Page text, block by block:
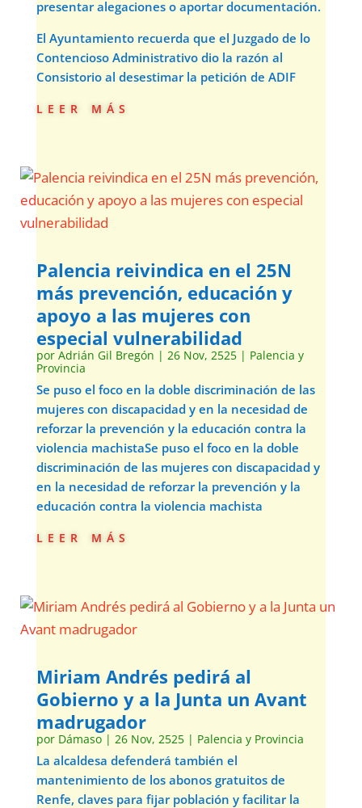
presentar alegaciones o aportar documentación.
El Ayuntamiento recuerda que el Juzgado de lo
Contencioso Administrativo dio la razón al
Consistorio al desestimar la petición de ADIF
leer más
Palencia reivindica en el 25N
más prevención, educación y
apoyo a las mujeres con
especial vulnerabilidad
por Adrián Gil Bregón | 26 Nov, 2525| Palencia y
Provincia
Se puso el foco en la doble discriminación de las
mujeres con discapacidad y en la necesidad de
reforzar la prevención y la educación contra la
violencia machistaSe puso el foco en la doble
discriminación de las mujeres con discapacidad y
en la necesidad de reforzar la prevención y la
educación contra la violencia machista
leer más
Miriam Andrés pedirá al
Gobierno y a la Junta un Avant
madrugador
por Dámaso| 26 Nov, 2525| Palencia y Provincia
La alcaldesa defenderá también el
mantenimiento de los abonos gratuitos de
Renfe, claves para fijar población y facilitar la